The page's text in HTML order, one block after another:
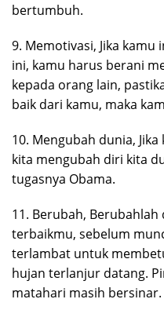
bertumbuh.
9. Memotivasi, Jika kamu
ini, kamu harus berani
kepada orang lain,
baik dari kamu, maka
10. Mengubah dunia,
kita mengubah diri kita
tugasnya Obama.
11. Berubah,
terbaikmu, sebelum
terlambat untuk
hujan terlanjur datang.
matahari masih bersinar.